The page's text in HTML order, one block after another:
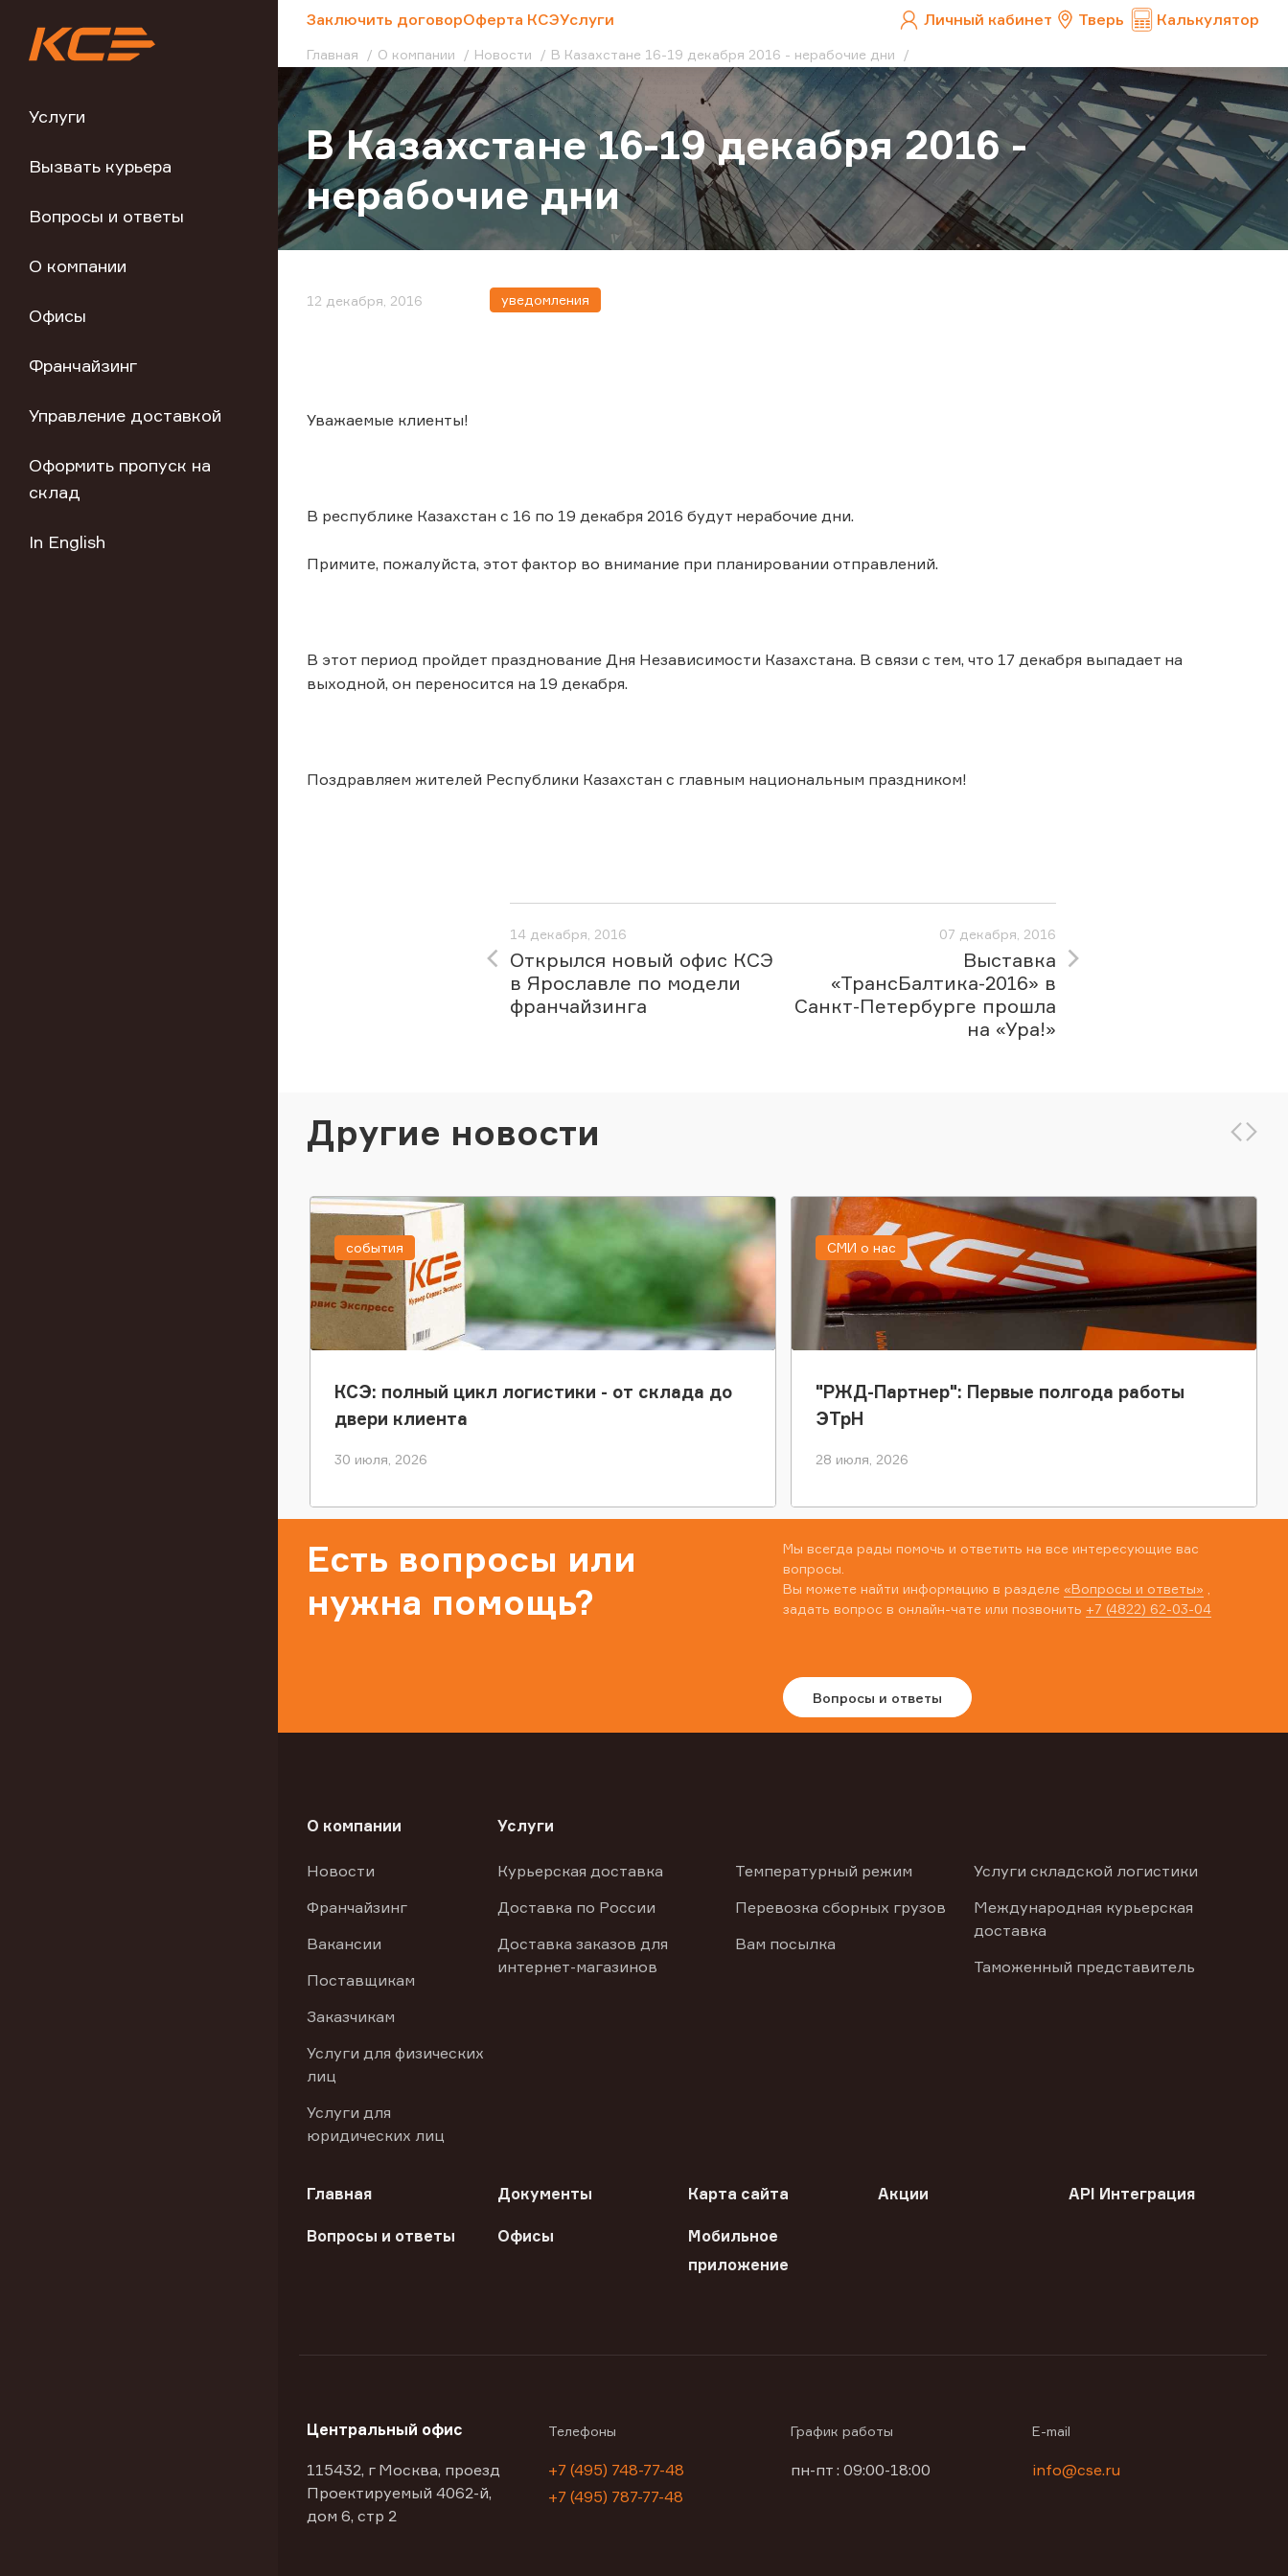
Услуги
Вызвать курьера
Вопросы и ответы
О компании
Офисы
Франчайзинг
Управление доставкой
Оформить пропуск на
склад
In English
Заключить договорОферта КСЭУслуги Личный кабинет Тверь Калькулятор
Главная О компании Новости В Казахстане 16-19 декабря 2016 - нерабочие дни
В Казахстане 16-19 декабря 2016 -
нерабочие дни
12 декабря, 2016 уведомления
Уважаемые клиенты!
В республике Казахстан с 16 по 19 декабря 2016 будут нерабочие дни.
Примите, пожалуйста, этот фактор во внимание при планировании отправлений.
В этот период пройдет празднование Дня Независимости Казахстана. В связи с тем, что 17 декабря выпадает на
выходной, он переносится на 19 декабря.
Поздравляем жителей Республики Казахстан с главным национальным праздником!
14 декабря, 2016
Открылся новый офис КСЭ
в Ярославле по модели
франчайзинга
07 декабря, 2016
Выставка
«ТрансБалтика-2016» в
Санкт-Петербурге прошла
на «Ура!»
Другие новости
КСЭ: полный цикл логистики - от склада до
двери клиента
30 июля, 2026
события
"РЖД-Партнер": Первые полгода работы
ЭТрН
28 июля, 2026
СМИ о нас
Есть вопросы или
нужна помощь?
Мы всегда рады помочь и ответить на все интересующие вас
вопросы.
Вы можете найти информацию в разделе «Вопросы и ответы»
задать вопрос в онлайн-чате или позвонить +7 (4822) 62-03-04
Вопросы и ответы
О компании
Новости
Франчайзинг
Вакансии
Поставщикам
Заказчикам
Услуги для физических
лиц
Услуги для
юридических лиц
Услуги
Курьерская доставка
Доставка по России
Доставка заказов для
интернет-магазинов
Температурный режим
Перевозка сборных грузов
Вам посылка
Услуги складской логистики
Международная курьерская
доставка
Таможенный представитель
Главная Документы Карта сайта Акции API Интеграция
Вопросы и ответы Офисы
Мобильное
приложение
Центральный офис
115432, г Москва, проезд
Проектируемый 4062-й,
дом 6, стр 2
Телефоны
+7 (495) 748-77-48
+7 (495) 787-77-48
График работы
пн-пт : 09:00-18:00
E-mail
info@cse.ru